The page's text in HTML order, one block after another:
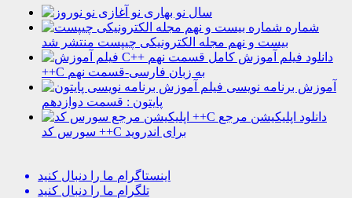
سال نو بهاری نو آغازی نو
شماره
بیست و نهم مجله الکترونیکی چیپست منتشر شد
دانلود فیلم آموزش کامل
++C به زبان فارسی-قسمت نهم
آموزش برنامه نویسی
پایتون : قسمت دوازدهم
دانلود اپلیکیشن مرجع
سورس کد ++C برای اندروید
اینستاگرام ما را دنبال کنید
تلگرام ما را دنبال کنید